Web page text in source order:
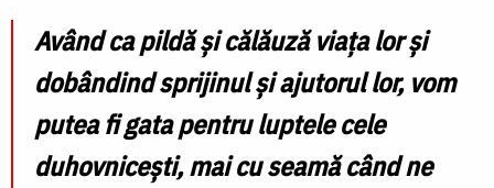
Având ca pildă și călăuză viața lor și
dobândind sprijinul și ajutorul lor, vom
putea fi gata pentru luptele cele
duhovnicești, mai cu seamă când ne